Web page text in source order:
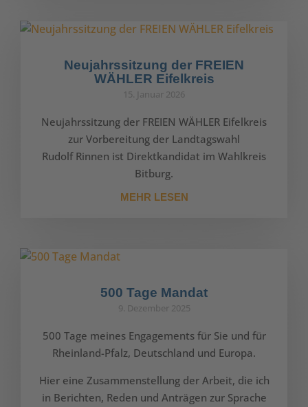
Neujahrssitzung der FREIEN
WÄHLER Eifelkreis
15. Januar 2026
Neujahrssitzung der FREIEN WÄHLER Eifelkreis
zur Vorbereitung der Landtagswahl
Rudolf Rinnen ist Direktkandidat im Wahlkreis
Bitburg.
MEHR LESEN
500 Tage Mandat
9. Dezember 2025
500 Tage meines Engagements für Sie und für
Rheinland-Pfalz, Deutschland und Europa.
Hier eine Zusammenstellung der Arbeit, die ich
in Berichten, Reden und Anträgen zur Sprache